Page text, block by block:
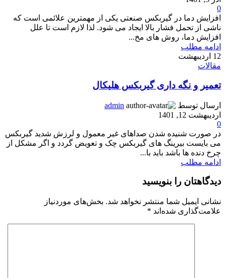
0
افزایش دما در گیربکس صنعتی یکی از مهمترین علائمی است که
ناشی از تحمل فشار بالا ایجاد می شود. لذا لازم است تا علل
افزایش دما، روش های مخ...
ادامه مطلب
12 اردیبهشت
مقالات
تعمیر و نگه داری گیربکس هلیکال
ارسال توسط
admin
اردیبهشت 12, 1401
0
در صورت شنیده شدن صداهای غیر معمول و لرزش شدید گیربکس
می بایست بیرینگ های گیربکس چک و تعویض گردد و اگر مشکل از
چرخ دنده ها باشد باید با...
ادامه مطلب
دیدگاهتان را بنویسید
نشانی ایمیل شما منتشر نخواهد شد. بخش‌های موردنیاز
علامت‌گذاری شده‌اند *